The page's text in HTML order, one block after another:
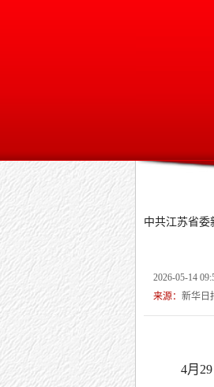
中共江苏省委
2026-05-14
来源： 新华日
4月